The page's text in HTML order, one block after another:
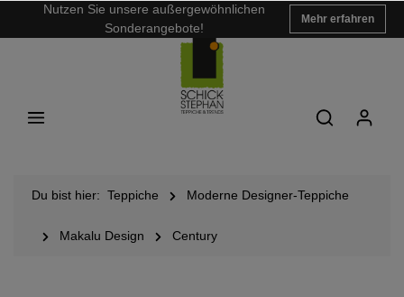
Nutzen Sie unsere außergewöhnlichen
Sonderangebote!
Mehr erfahren
Du bist hier: Teppiche Moderne Designer-Teppiche
Makalu Design Century